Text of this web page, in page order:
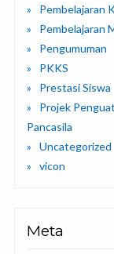
Pembelajaran
Pembelajaran
Pengumuman
PKKS
Prestasi Siswa
Projek
Pancasila
Uncategorized
vicon
Meta